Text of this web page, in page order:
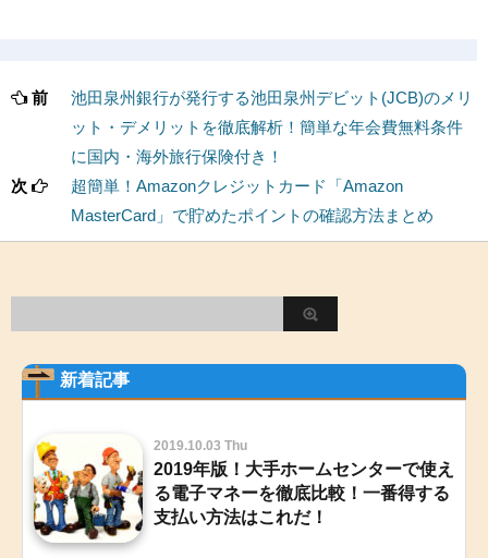
前
池田泉州銀行が発行する池田泉州デビット(JCB)のメリ
ット・デメリットを徹底解析！簡単な年会費無料条件
に国内・海外旅行保険付き！
次
超簡単！Amazonクレジットカード「Amazon
MasterCard」で貯めたポイントの確認方法まとめ
新着記事
2019.10.03 Thu
2019年版！大手ホームセンターで使え
る電子マネーを徹底比較！一番得する
支払い方法はこれだ！